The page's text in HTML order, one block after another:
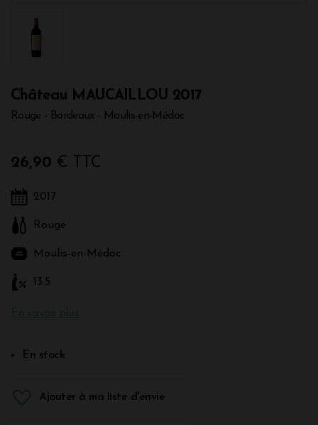
Château MAUCAILLOU 2017
Rouge - Bordeaux - Moulis-en-Médoc
26,90 € TTC
2017
Rouge
Moulis-en-Médoc
13.5
En stock
Ajouter à ma liste d'envie